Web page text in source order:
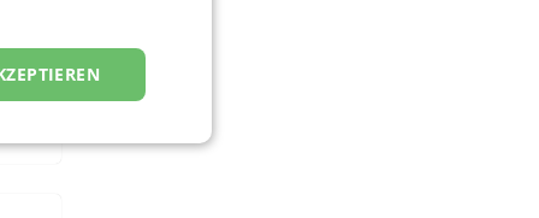
AMSTERDAM.